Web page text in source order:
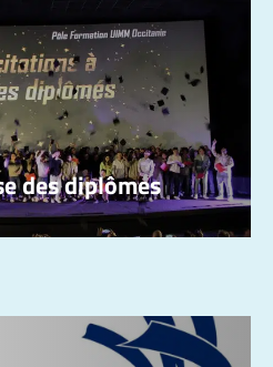
des diplômes